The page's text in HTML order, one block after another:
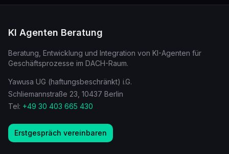
KI Agenten Beratung
Beratung, Entwicklung und Integration von KI-Agenten für
Geschäftsprozesse im DACH-Raum.
Yawusa UG (haftungsbeschränkt) i.G.
Schliemannstraße 23, 10437 Berlin
Tel: +49 30 403 665 430
Erstgespräch vereinbaren